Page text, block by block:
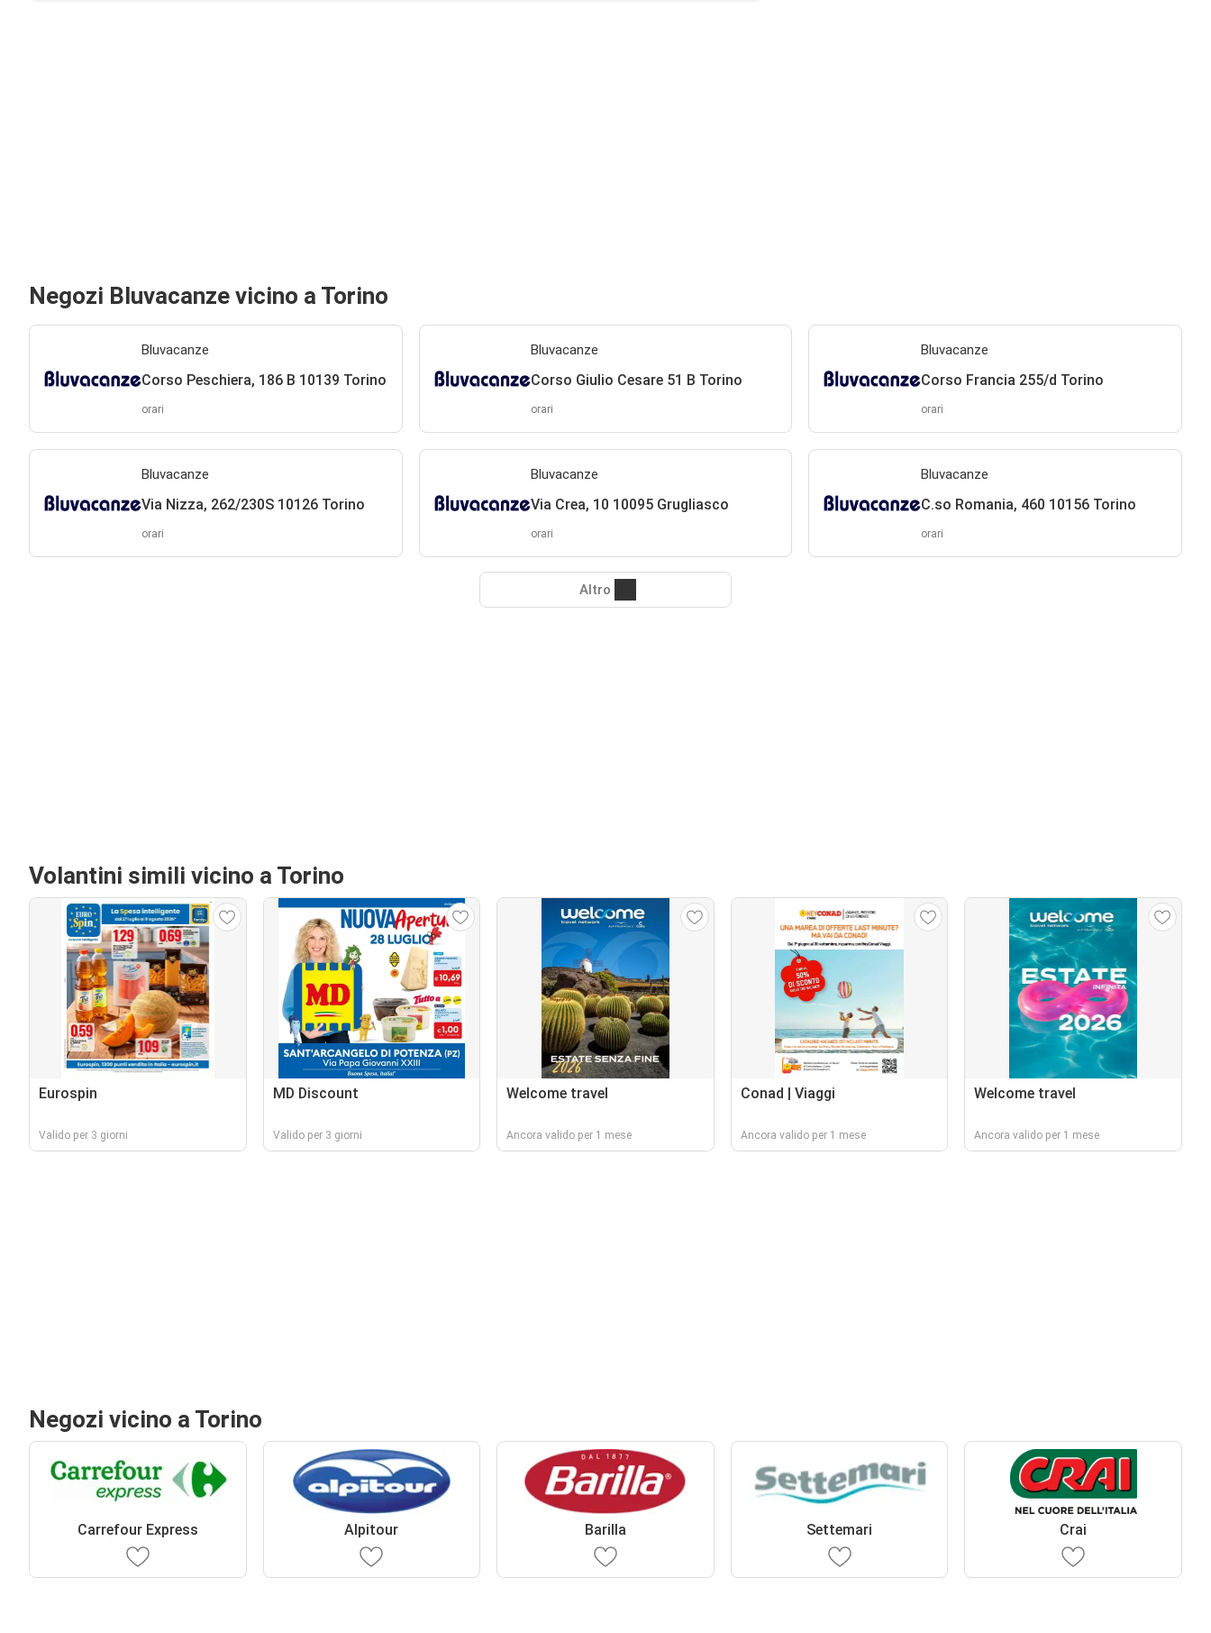
Negozi Bluvacanze vicino a Torino
Bluvacanze
Corso Peschiera, 186 B 10139 Torino
orari
Bluvacanze
Corso Giulio Cesare 51 B Torino
orari
Bluvacanze
Corso Francia 255/d Torino
orari
Bluvacanze
Via Nizza, 262/230S 10126 Torino
orari
Bluvacanze
Via Crea, 10 10095 Grugliasco
orari
Bluvacanze
C.so Romania, 460 10156 Torino
orari
Altro
Volantini simili vicino a Torino
Eurospin
Valido per 3 giorni
MD Discount
Valido per 3 giorni
Welcome travel
Ancora valido per 1 mese
Conad | Viaggi
Ancora valido per 1 mese
Welcome travel
Ancora valido per 1 mese
Negozi vicino a Torino
Carrefour Express Alpitour Barilla Settemari Crai